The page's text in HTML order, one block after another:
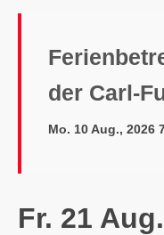
der Carl-
Mo. 10 Aug., 2026
Fr. 21